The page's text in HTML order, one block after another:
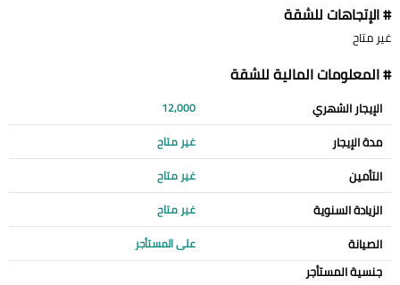
# الإتجاهات للشقة
غير متاح
# المعلومات المالية للشقة
الإيجار الشهري 12,000
مدة الإيجار غير متاح
التأمين غير متاح
الزيادة السنوية غير متاح
الصيانة على المستأجر
جنسية المستأجر